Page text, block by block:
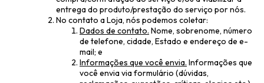
entrega do produto/prestação do serviço por nós.
No contato a Loja, nós podemos coletar:
Dados de contato. Nome, sobrenome, número
de telefone, cidade, Estado e endereço de e-
mail; e
Informações que você envia. Informações que
você envia via formulário (dúvidas,